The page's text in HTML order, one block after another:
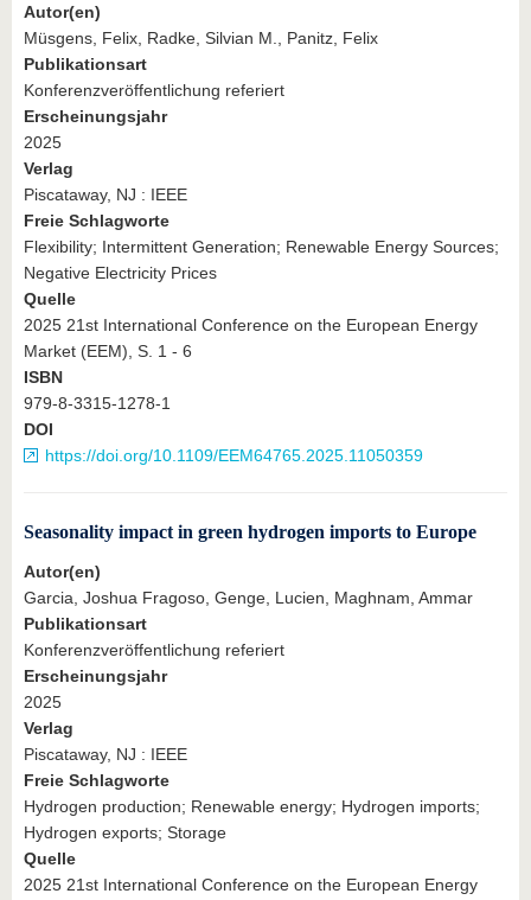
Autor(en)
Müsgens, Felix, Radke, Silvian M., Panitz, Felix
Publikationsart
Konferenzveröffentlichung referiert
Erscheinungsjahr
2025
Verlag
Piscataway, NJ : IEEE
Freie Schlagworte
Flexibility; Intermittent Generation; Renewable Energy Sources;
Negative Electricity Prices
Quelle
2025 21st International Conference on the European Energy
Market (EEM), S. 1 - 6
ISBN
979-8-3315-1278-1
DOI
https://doi.org/10.1109/EEM64765.2025.11050359
Seasonality impact in green hydrogen imports to Europe
Autor(en)
Garcia, Joshua Fragoso, Genge, Lucien, Maghnam, Ammar
Publikationsart
Konferenzveröffentlichung referiert
Erscheinungsjahr
2025
Verlag
Piscataway, NJ : IEEE
Freie Schlagworte
Hydrogen production; Renewable energy; Hydrogen imports;
Hydrogen exports; Storage
Quelle
2025 21st International Conference on the European Energy